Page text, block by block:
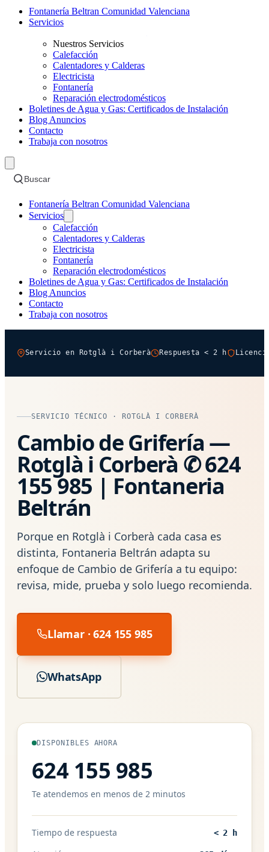
Fontanería Beltran Comunidad Valenciana
Servicios
Nuestros Servicios
Calefacción
Calentadores y Calderas
Electricista
Fontanería
Reparación electrodomésticos
Boletines de Agua y Gas: Certificados de Instalación
Blog Anuncios
Contacto
Trabaja con nosotros
Buscar
Fontanería Beltran Comunidad Valenciana
Servicios
Calefacción
Calentadores y Calderas
Electricista
Fontanería
Reparación electrodomésticos
Boletines de Agua y Gas: Certificados de Instalación
Blog Anuncios
Contacto
Trabaja con nosotros
Servicio en Rotglà i Corberà Respuesta < 2 h
SERVICIO TÉCNICO · ROTGLÀ I CORBERÀ
Cambio de Grifería —
Rotglà i Corberà ✆ 624
155 985 | Fontaneria
Beltrán
Porque en Rotglà i Corberà cada casa es
distinta, Fontaneria Beltrán adapta su
enfoque de Cambio de Grifería a tu equipo:
revisa, mide, prueba y solo luego recomienda.
Llamar · 624 155 985
WhatsApp
DISPONIBLES AHORA
624 155 985
Te atendemos en menos de 2 minutos
Tiempo de respuesta < 2 h